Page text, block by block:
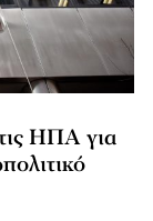
ΗΠΑ για